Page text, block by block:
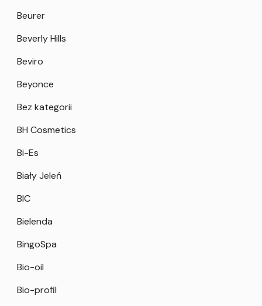
Beurer
Beverly Hills
Beviro
Beyonce
Bez kategorii
BH Cosmetics
Bi-Es
Biały Jeleń
BIC
Bielenda
BingoSpa
Bio-oil
Bio-profil